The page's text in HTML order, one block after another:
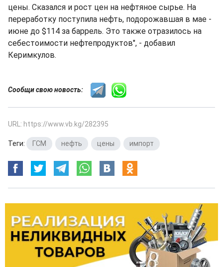
цены. Сказался и рост цен на нефтяное сырье. На
переработку поступила нефть, подорожавшая в мае -
июне до $114 за баррель. Это также отразилось на
себестоимости нефтепродуктов", - добавил
Керимкулов.
Сообщи свою новость:
URL: https://www.vb.kg/282395
Теги: ГСМ нефть цены импорт